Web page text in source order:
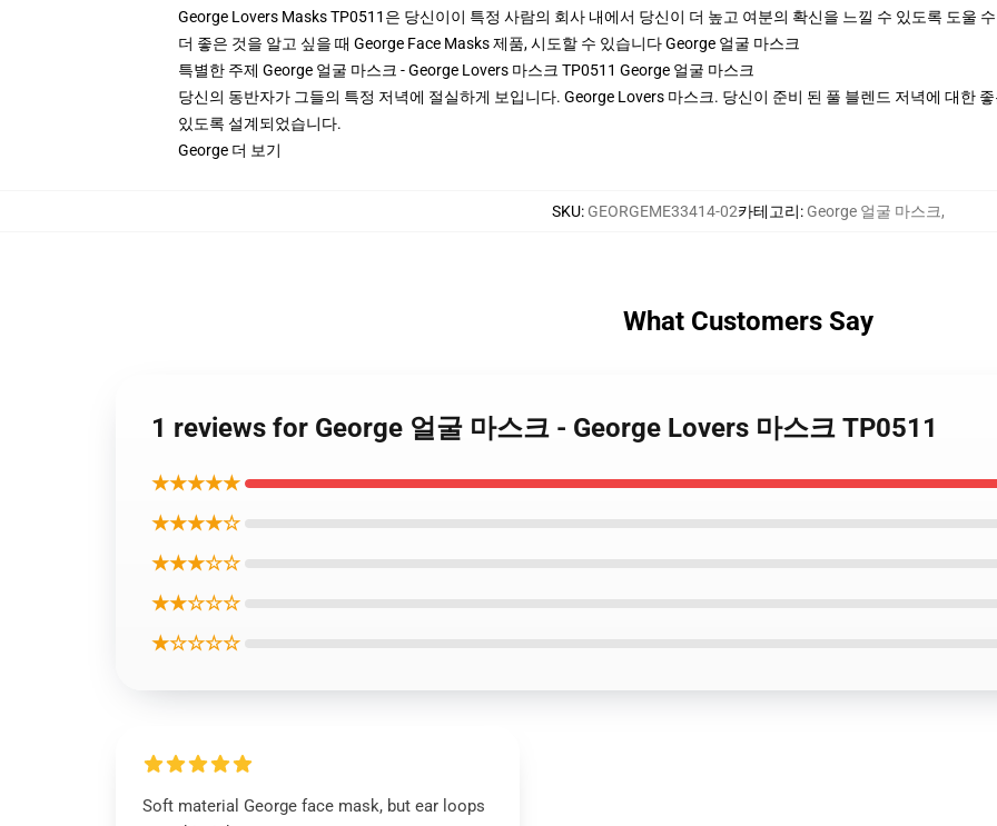
George Lovers Masks TP0511은 당신이이 특정 사람의 회사 내에서 당신이 더 높고 여분의 확신을 느낄 수 있도록 도울
더 좋은 것을 알고 싶을 때 George Face Masks 제품, 시도할 수 있습니다George 얼굴 마스크
특별한 주제 George 얼굴 마스크 - George Lovers 마스크 TP0511 George 얼굴 마스크
당신의 동반자가 그들의 특정 저녁에 절실하게 보입니다. George Lovers 마스크. 당신이 준비 된 풀 블렌드 저녁에 대한
있도록 설계되었습니다.
George 더 보기
SKU: GEORGEME33414-02카테고리: George 얼굴 마스크,
What Customers Say
1 reviews for George 얼굴 마스크 - George Lovers 마스크 TP0511
★★★★★
★★★★☆
★★★☆☆
★★☆☆☆
★☆☆☆☆
Soft material George face mask, but ear loops